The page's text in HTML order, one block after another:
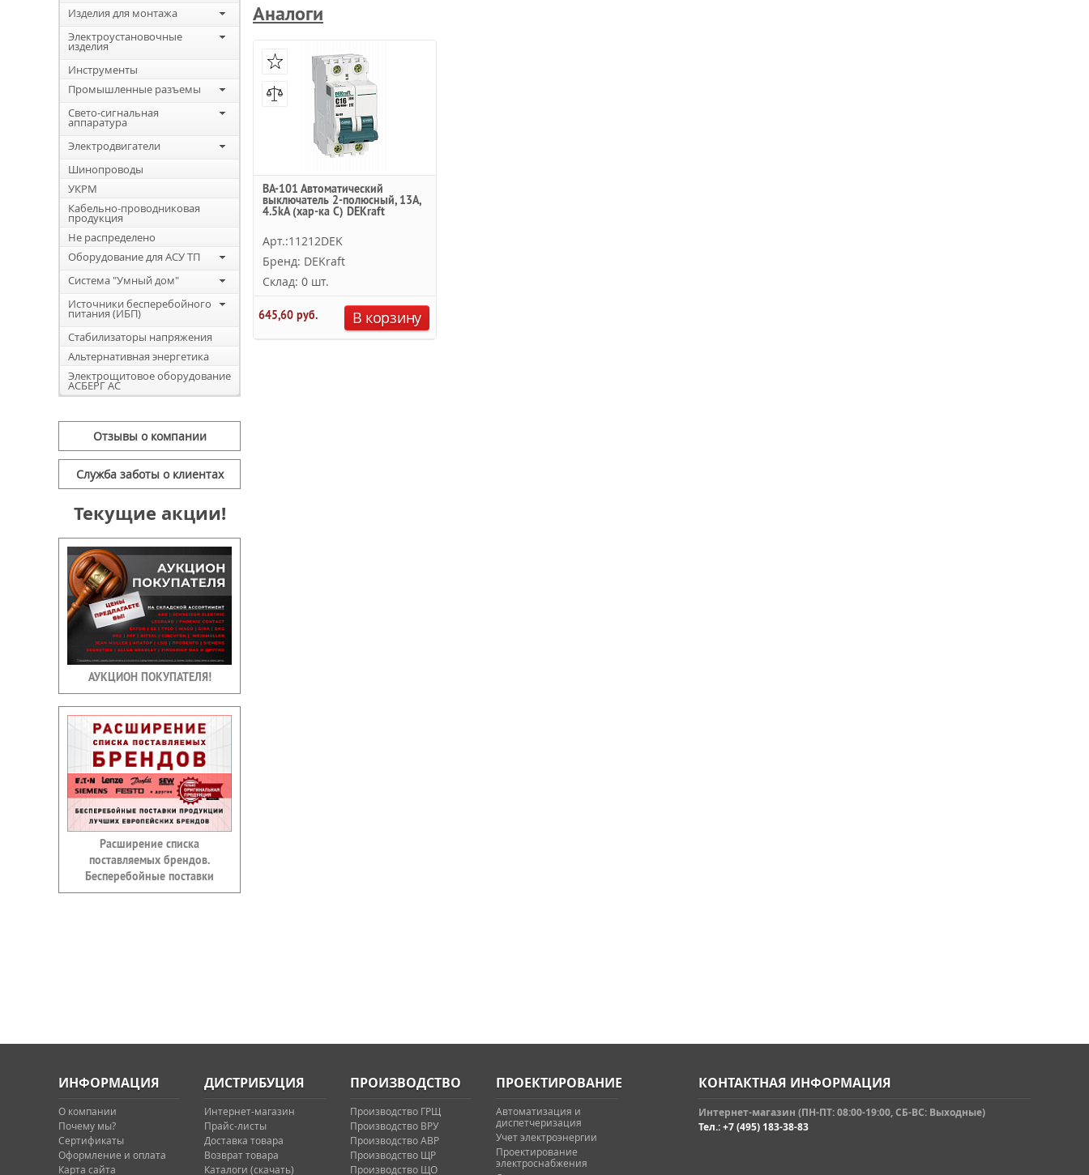
Изделия для монтажа
Электроустановочные
изделия
Инструменты
Промышленные разъемы
Свето-сигнальная
аппаратура
Электродвигатели
Шинопроводы
УКРМ
Кабельно-проводниковая
продукция
Не распределено
Оборудование для АСУ ТП
Система "Умный дом"
Источники бесперебойного
питания (ИБП)
Стабилизаторы напряжения
Альтернативная энергетика
Электрощитовое оборудование
АСБЕРГ АС
Отзывы о компании
Служба заботы о клиентах
Текущие акции!
АУКЦИОН ПОКУПАТЕЛЯ!
Расширение списка
поставляемых брендов.
Бесперебойные поставки
Аналоги
ВА-101 Автоматический
выключатель 2-полюсный, 13А,
4.5kА (хар-ка С) DEKraft
Арт.:11212DEK
Бренд: DEKraft
Склад: 0 шт.
645,60 руб. В корзину
ИНФОРМАЦИЯ
О компании
Почему мы?
Сертификаты
Оформление и оплата
Карта сайта
ДИСТРИБУЦИЯ
Интернет-магазин
Прайс-листы
Доставка товара
Возврат товара
Каталоги (скачать)
ПРОИЗВОДСТВО
Производство ГРЩ
Производство ВРУ
Производство АВР
Производство ЩР
Производство ЩО
ПРОЕКТИРОВАНИЕ
Автоматизация и
диспетчеризация
Учет электроэнергии
Проектирование
электроснабжения
КОНТАКТНАЯ ИНФОРМАЦИЯ
Интернет-магазин (ПН-ПТ: 08:00-19:00, СБ-ВС: Выходные)
Тел.: +7 (495) 183-38-83